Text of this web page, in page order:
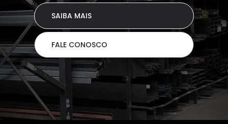
SAIBA MAIS
FALE CONOSCO